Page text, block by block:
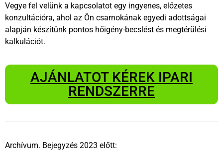
Vegye fel velünk a kapcsolatot egy ingyenes, előzetes
konzultációra, ahol az Ön csarnokának egyedi adottságai
alapján készítünk pontos hőigény-becslést és megtérülési
kalkulációt.
AJÁNLATOT KÉREK IPARI
RENDSZERRE
Archívum. Bejegyzés 2023 előtt: